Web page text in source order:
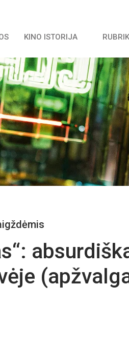
KINO ISTORIJA